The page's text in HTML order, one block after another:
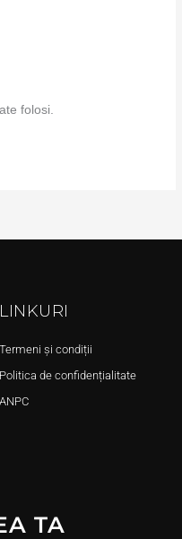
folosi.
LINKURI
Termeni și condiții
Politica de confidențialitate
ANPC
TA